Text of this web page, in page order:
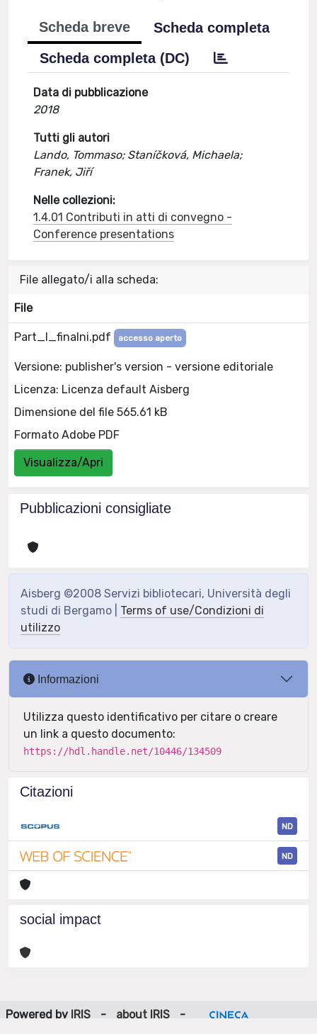
Scheda breve
Scheda completa
Scheda completa (DC)
Data di pubblicazione
2018
Tutti gli autori
Lando, Tommaso; Staníčková, Michaela;
Franek, Jiří
Nelle collezioni:
1.4.01 Contributi in atti di convegno -
Conference presentations
File allegato/i alla scheda:
File
Part_I_finalni.pdf accesso aperto
Versione: publisher's version - versione editoriale
Licenza: Licenza default Aisberg
Dimensione del file 565.61 kB
Formato Adobe PDF
Visualizza/Apri
Pubblicazioni consigliate
Aisberg ©2008 Servizi bibliotecari, Università degli
studi di Bergamo | Terms of use/Condizioni di
utilizzo
Informazioni
Utilizza questo identificativo per citare o creare
un link a questo documento:
https://hdl.handle.net/10446/134509
Citazioni
ND
ND
social impact
Powered by IRIS - about IRIS
-